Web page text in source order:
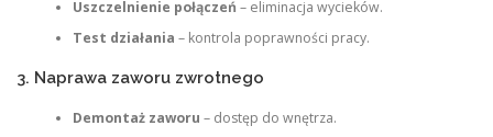
Uszczelnienie połączeń – eliminacja wycieków.
Test działania – kontrola poprawności pracy.
3. Naprawa zaworu zwrotnego
Demontaż zaworu – dostęp do wnętrza.